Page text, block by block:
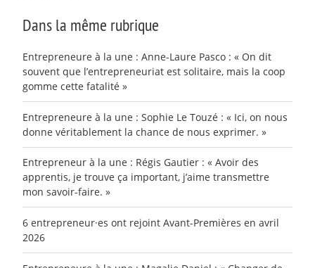
Dans la même rubrique
Entrepreneure à la une : Anne-Laure Pasco : « On dit
souvent que l’entrepreneuriat est solitaire, mais la coop
gomme cette fatalité »
Entrepreneure à la une : Sophie Le Touzé : « Ici, on nous
donne véritablement la chance de nous exprimer. »
Entrepreneur à la une : Régis Gautier : « Avoir des
apprentis, je trouve ça important, j’aime transmettre
mon savoir-faire. »
6 entrepreneur·es ont rejoint Avant-Premières en avril
2026